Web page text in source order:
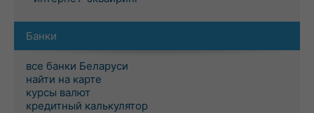
Банки
все банки Беларуси
найти на карте
курсы валют
кредитный калькулятор